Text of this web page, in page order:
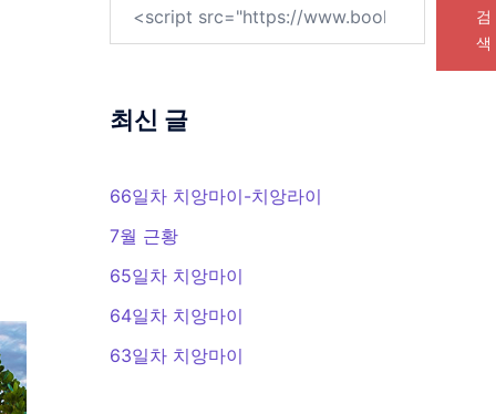
검
색
최신 글
66일차 치앙마이-치앙라이
7월 근황
65일차 치앙마이
64일차 치앙마이
63일차 치앙마이